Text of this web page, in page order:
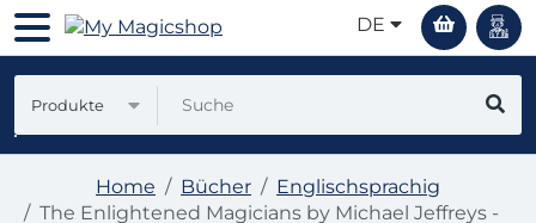
DE
Produkte
Home Bücher
Englischsprachig
The Enlightened Magicians by Michael Jeffreys -